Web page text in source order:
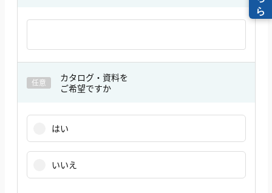
任意
カタログ・資料を
ご希望ですか
はい
いいえ